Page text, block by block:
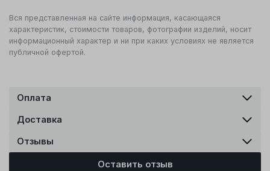
Вся представленная на сайте информация, касающаяся
характеристик, стоимости товаров, фотографии изделий, носит
информационный характер и ни при каких условиях не является
публичной офертой.
Оплата
Доставка
Отзывы
Оставить отзыв